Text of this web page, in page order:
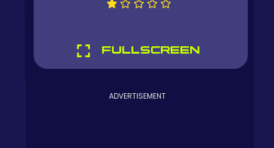
FULLSCREEN
ADVERTISEMENT